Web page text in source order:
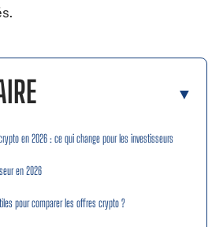
en 2026 : ce qui change pour les investisseurs
en 2026
pour comparer les offres crypto ?